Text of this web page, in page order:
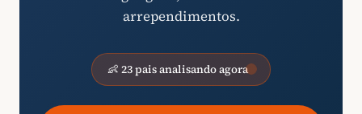
arrependimentos.
👶 23 pais analisando agora